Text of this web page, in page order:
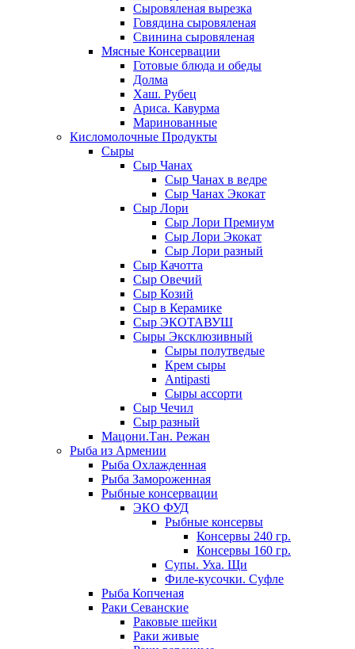
Сыровяленая вырезка
Говядина сыровяленая
Свинина сыровяленая
Мясные Консервации
Готовые блюда и обеды
Долма
Хаш. Рубец
Ариса. Кавурма
Маринованные
Кисломолочные Продукты
Сыры
Сыр Чанах
Сыр Чанах в ведре
Сыр Чанах Экокат
Сыр Лори
Сыр Лори Премиум
Сыр Лори Экокат
Сыр Лори разный
Сыр Качотта
Сыр Овечий
Сыр Козий
Сыр в Керамике
Сыр ЭКОТАВУШ
Сыры Эксклюзивный
Сыры полутведые
Крем сыры
Antipasti
Сыры ассорти
Сыр Чечил
Сыр разный
Мацони.Тан. Режан
Рыба из Армении
Рыба Охлажденная
Рыба Замороженная
Рыбные консервации
ЭКО ФУД
Рыбные консервы
Консервы 240 гр.
Консервы 160 гр.
Супы. Уха. Щи
Филе-кусочки. Суфле
Рыба Копченая
Раки Севанские
Раковые шейки
Раки живые